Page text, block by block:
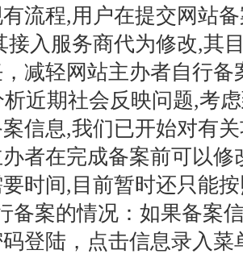
流程,用户在提交网站
接入服务商代为修改,其
减轻网站主办者自行备
近期社会反映问题,考
信息,我们已开始对有
者在完成备案前可以
时间,目前暂时还只能
备案的情况：如果备案
登陆，点击信息录入